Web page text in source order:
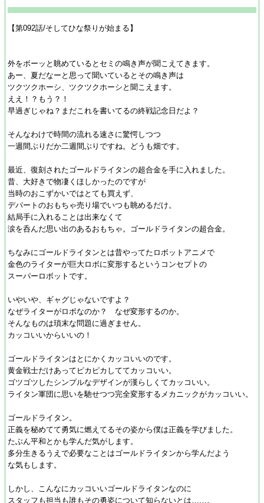
【第092話/そしてひな祭りが始まる】
外をボーッと眺めているとセミの鳴き声が聞こえてきます。
あー、夏だなーと思って聞いているとその鳴き声は
ツクツクホーシ、ツクツクホーシと聞こえます。
ええ！？もう？！
早過ぎじゃね？まだこれを書いてるの終戦記念日だよ？
そんなわけで時間の流れる速さに驚愕しつつ
一週間ぶりだか二週間ぶりですね。どうも畑です。
最近、復刻されたゴールドライタンの超合金を手に入れました。
昔、大好きで物凄くほしかったのですが
当時のおこずかいではとても買えず、
デパートのおもちゃ売り場でいつも眺めるだけ。
結局手に入れることは出来なくて
涙を呑んだ思い出のあるおもちゃ。ゴールドライタンの超合金。
ちなみにゴールドライタンとは昔やってたロボットアニメで
金色のライターが巨大ロボに変形するというコンセプトの
スーパーロボットです。
いやいや、ギャグじゃないですよ？
なぜライターがロボなのか？ なぜ変形するのか。
そんなものは瑣末な問題に過ぎません。
カッコいいからいいの！
ゴールドライタンはとにかくカッコいいのです。
黄金戦士だけあってピカピカしててカッコいい。
ゴツゴツしたシンプルなデザインが漢らしくてカッコいい。
ライタン軍団に思いを馳せつつ完全変形するメカニックがカッコいい。
ゴールドライタン。
正義を秘めてて勇気に燃えてるその姿から僕は正義を学びました。
たぶん平和とかも学んだ気がします。
多分生きるうえで必要なことはゴールドライタンから学んだよう
な気もします。
しかし、こんなにカッコいいゴールドライタンなのに
スタッフも担当も誰もその勇姿について知らないとは……。